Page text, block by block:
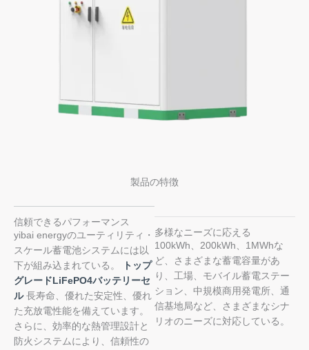
製品の特徴
信頼できるパフォーマンス
yibai energyのユーティリティ・
スケール蓄電池システムには以
下が組み込まれている。
トップ
グレードLiFePO4バッテリーセ
ル長寿命、優れた安定性、優れ
た充放電性能を備えています。
さらに、効率的な熱管理設計と
防火システムにより、信頼性の
多様なニーズに応える
100kWh、200kWh、1MWhな
ど、さまざまな蓄電容量があ
り、工場、モバイル蓄電ステー
ション、中規模商用発電所、通
信基地局など、さまざまなシナ
リオのニーズに対応している。